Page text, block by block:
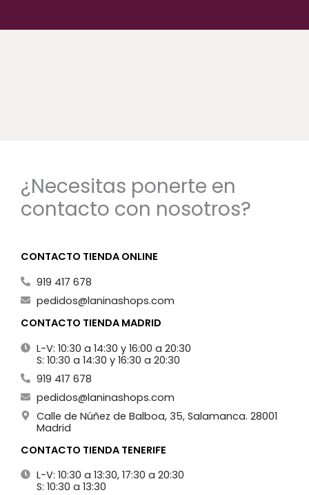
¿Necesitas ponerte en
contacto con nosotros?
CONTACTO TIENDA ONLINE
919 417 678
pedidos@laninashops.com
CONTACTO TIENDA MADRID
L-V: 10:30 a 14:30 y 16:00 a 20:30
S: 10:30 a 14:30 y 16:30 a 20:30
919 417 678
pedidos@laninashops.com
Calle de Núñez de Balboa, 35, Salamanca. 28001
Madrid
CONTACTO TIENDA TENERIFE
L-V: 10:30 a 13:30, 17:30 a 20:30
S: 10:30 a 13:30